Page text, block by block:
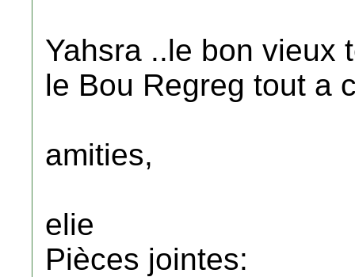
Yahsra ..le bon vieux
le Bou Regreg tout a
amities,
elie
Pièces jointes: